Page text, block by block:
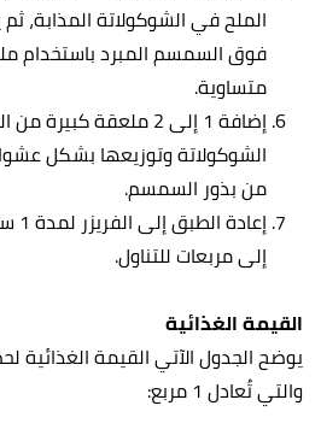
الملح في الشوكولاتة المذابة،
فوق السمسم المبرد باستخدام
متساوية.
إضافة 1 إلى 2 ملعقة
الشوكولاتة وتوزيعها بشكل
من بذور السمسم.
إلى مربعات للتناول.
القيمة الغذائية
يوضح الجدول الآتي القيمة
والتي تُعادل 1 مربع: